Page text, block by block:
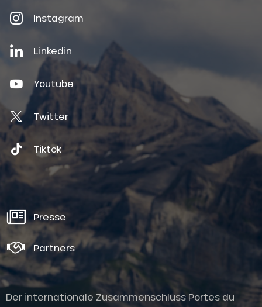
Instagram
Linkedin
Youtube
Twitter
Tiktok
Presse
Partners
Der internationale Zusammenschluss Portes du